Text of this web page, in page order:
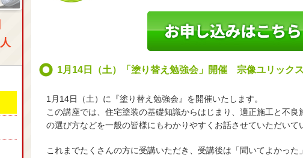
1月14日（土）「塗り替え勉強会」開催 宗像ユリック
1月14日（土）に『塗り替え勉強会』を開催いたします。
この講座では、住宅塗装の基礎知識からはじまり、適正施工と不
の選び方などを一般の皆様にもわかりやすくお話させていただいて
これまでたくさんの方に受講いただき、受講後は「聞いてよかっ
人